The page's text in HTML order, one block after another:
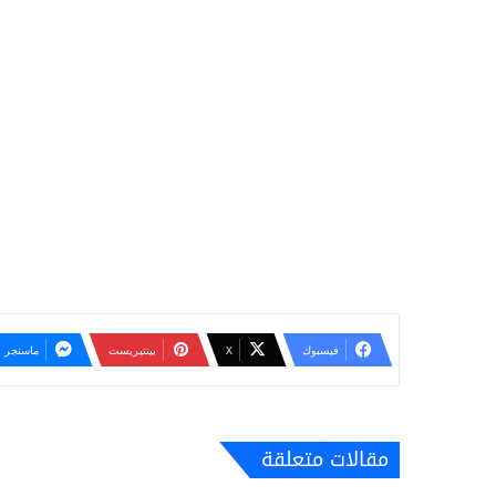
فيسبوك ‫X بينتيريست ماسنجر
مقالات متعلقة